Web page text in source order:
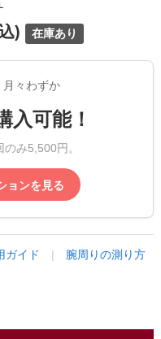
) 在庫あり
月々わずか
入可能！
み5,500円。
ョンを見る
ガイド | 腕周りの測り方